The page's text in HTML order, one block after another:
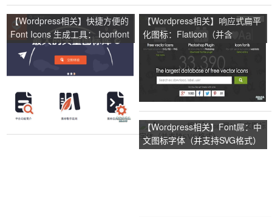
【Wordpress相关】快捷方便的
Font Icons 生成工具： Iconfont
【Wordpress相关】响应式扁平
化图标：Flaticon（并含
Photoshop 扩展）
【Wordpress相关】Font屌：中
文图标字体（并支持SVG格式）